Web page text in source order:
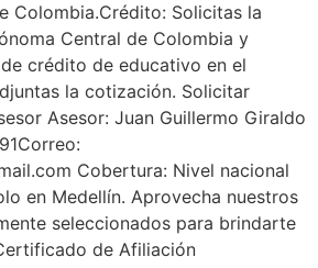
Colombia.Crédito: Solicitas la
Central de Colombia y
crédito de educativo en el
la cotización. Solicitar
Asesor: Juan Guillermo Giraldo
Cobertura: Nivel nacional
en Medellín. Aprovecha nuestros
seleccionados para brindarte
de Afiliación